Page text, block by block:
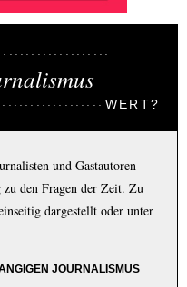
WERT?
und Gastautoren
den Fragen der Zeit. Zu
dargestellt oder unter
JOURNALISMUS